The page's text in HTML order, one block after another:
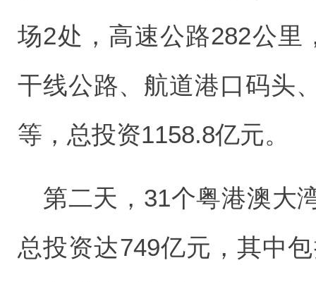
场2处，高速公路282公里
干线公路、航道港口码头
等，总投资1158.8亿元。
第二天，31个粤港澳大
总投资达749亿元，其中